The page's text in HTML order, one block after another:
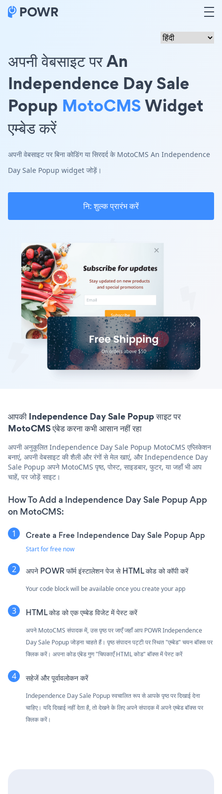
अपनी वेबसाइट पर An
Independence Day Sale
Popup MotoCMSWidget
एम्बेड करें
अपनी वेबसाइट पर बिना कोडिंग या सिरदर्द के MotoCMS An Independence
Day Sale Popup widget जोड़ें।
नि: शुल्क प्रारंभ करें
आपकी Independence Day Sale Popup साइट पर
MotoCMS एंबेड करना कभी आसान नहीं रहा
अपनी अनुकूलित Independence Day Sale Popup MotoCMS एप्लिकेशन
बनाएं, अपनी वेबसाइट की शैली और रंगों से मेल खाएं, और Independence Day
Sale Popup अपने MotoCMS पृष्ठ, पोस्ट, साइडबार, फुटर, या जहाँ भी आप
चाहें, पर जोड़ें साइट।
How To Add a Independence Day Sale Popup App
on MotoCMS:
Create a Free Independence Day Sale Popup App
Start for free now
अपने POWR फॉर्म इंस्टालेशन पेज से HTML कोड को कॉपी करें
Your code block will be available once you create your app
HTML कोड को एक एम्बेड विजेट में पेस्ट करें
अपने MotoCMS संपादक में, उस पृष्ठ पर जाएँ जहाँ आप POWR Independence
Day Sale Popup जोड़ना चाहते हैं। पृष्ठ संपादन पट्टी पर स्थित "एम्बेड" चयन बॉक्स पर
क्लिक करें। अपना कोड एंबेड गुण "चिपकाएँ HTML कोड" बॉक्स में पेस्ट करें
सहेजें और पूर्वावलोकन करें
Independence Day Sale Popup स्वचालित रूप से आपके पृष्ठ पर दिखाई देना
चाहिए। यदि दिखाई नहीं देता है, तो देखने के लिए अपने संपादक में अपने एम्बेड बॉक्स पर
क्लिक करें।